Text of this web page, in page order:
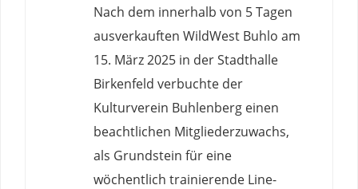
Nach dem innerhalb von 5 Tagen
ausverkauften WildWest Buhlo am
15. März 2025 in der Stadthalle
Birkenfeld verbuchte der
Kulturverein Buhlenberg einen
beachtlichen Mitgliederzuwachs,
als Grundstein für eine
wöchentlich trainierende Line-